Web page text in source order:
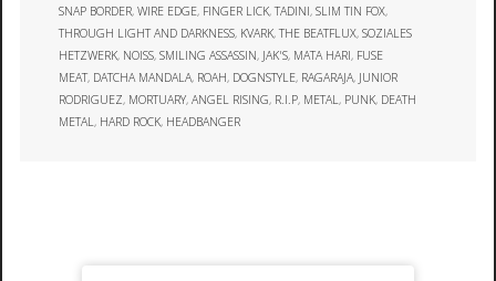
SNAP BORDER,WIRE EDGE, FINGER LICK,TADINI,SLIM TIN FOX,
THROUGH LIGHT AND DARKNESS, KVARK,THE BEATFLUX,SOZIALES
HETZWERK, NOISS,SMILING ASSASSIN, JAK'S, MATA HARI, FUSE
MEAT, DATCHA MANDALA, ROAH, DOGNSTYLE, RAGARAJA, JUNIOR
RODRIGUEZ, MORTUARY,ANGEL RISING, R.I.P, METAL, PUNK, DEATH
METAL, HARD ROCK, HEADBANGER